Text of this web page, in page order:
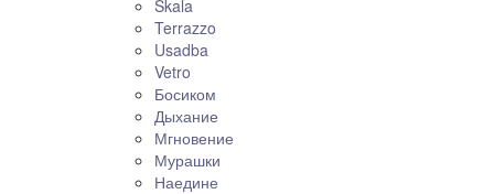
Skala
Terrazzo
Usadba
Vetro
Босиком
Дыхание
Мгновение
Мурашки
Наедине